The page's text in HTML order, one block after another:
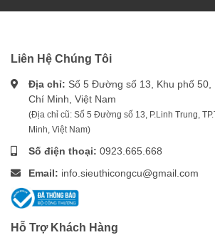
Liên Hệ Chúng Tôi
Địa chỉ: Số 5 Đường số 13, Khu phố 50,
Chí Minh, Việt Nam
(Địa chỉ cũ: Số 5 Đường số 13, P.Linh Trung,
Minh, Việt Nam)
Số điện thoại: 0923.665.668
Email: info.sieuthicongcu@gmail.com
Hỗ Trợ Khách Hàng